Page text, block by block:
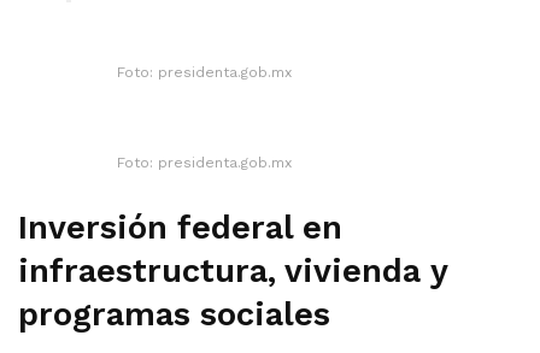
Foto: presidenta.gob.mx
Foto: presidenta.gob.mx
Inversión federal en
infraestructura, vivienda y
programas sociales